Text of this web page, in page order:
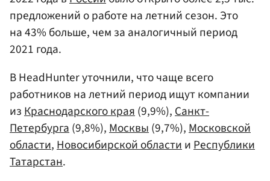
предложений о работе на летний сезон. Это
на 43% больше, чем за аналогичный период
2021 года.
В HeadHunter уточнили, что чаще всего
работников на летний период ищут компании
изКраснодарского края(9,9%),Санкт-
Петербурга(9,8%),Москвы(9,7%),Московской
области,Новосибирской областииРеспублики
Татарстан.